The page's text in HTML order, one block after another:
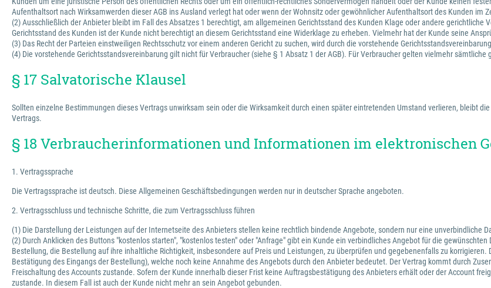
Aufenthaltsort nach Wirksamwerden dieser AGB ins Ausland verlegt hat oder wenn der Wohnsitz oder gewöhnlicher Aufenthaltsort des Kunden im
(2) Ausschließlich der Anbieter bleibt im Fall des Absatzes 1 berechtigt, am allgemeinen Gerichtsstand des Kunden Klage oder andere
Gerichtsstand des Kunden ist der Kunde nicht berechtigt an diesem Gerichtsstand eine Widerklage zu erheben. Vielmehr hat der Kunde seine
(3) Das Recht der Parteien einstweiligen Rechtsschutz vor einem anderen Gericht zu suchen, wird durch die vorstehende
(4) Die vorstehende Gerichtsstandsvereinbarung gilt nicht für Verbraucher (siehe § 1 Absatz 1 der AGB). Für Verbraucher gelten vielmehr sämtliche
§ 17 Salvatorische Klausel
Sollten einzelne Bestimmungen dieses Vertrags unwirksam sein oder die Wirksamkeit durch einen später eintretenden Umstand verlieren, bleibt
Vertrags.
§ 18 Verbraucherinformationen und Informationen im elektronischen
1. Vertragssprache
Die Vertragssprache ist deutsch. Diese Allgemeinen Geschäftsbedingungen werden nur in deutscher Sprache angeboten.
2. Vertragsschluss und technische Schritte, die zum Vertragsschluss führen
(1) Die Darstellung der Leistungen auf der Internetseite des Anbieters stellen keine rechtlich bindende Angebote, sondern nur eine unverbindliche
(2) Durch Anklicken des Buttons "kostenlos starten", "kostenlos testen" oder "Anfrage" gibt ein Kunde ein verbindliches Angebot für die
Bestellung, die Bestellung auf ihre inhaltliche Richtigkeit, insbesondere auf Preis und Leistungen, zu überprüfen und gegebenenfalls zu
Bestätigung des Eingangs der Bestellung), welche noch keine Annahme des Angebots durch den Anbieter bedeutet. Der Vertrag kommt durch
Freischaltung des Accounts zustande. Sofern der Kunde innerhalb dieser Frist keine Auftragsbestätigung des Anbieters erhält oder der Account
zustande. In diesem Fall ist auch der Kunde nicht mehr an sein Angebot gebunden.